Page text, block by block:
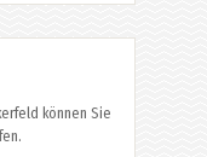
können Sie